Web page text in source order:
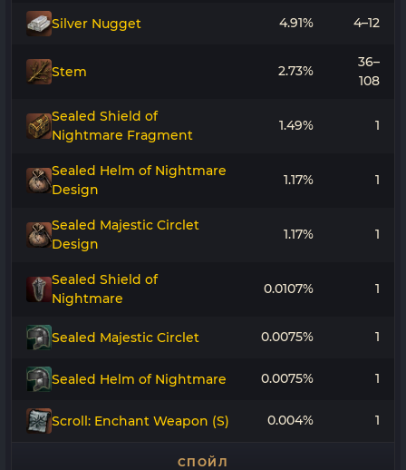
Silver Nugget 4.91% 4–12
Stem 2.73%
36–
108
Sealed Shield of
Nightmare Fragment
1.49% 1
Sealed Helm of Nightmare
Design
1.17% 1
Sealed Majestic Circlet
Design
1.17% 1
Sealed Shield of
Nightmare
0.0107% 1
Sealed Majestic Circlet 0.0075% 1
Sealed Helm of Nightmare 0.0075% 1
Scroll: Enchant Weapon (S) 0.004% 1
СПОЙЛ